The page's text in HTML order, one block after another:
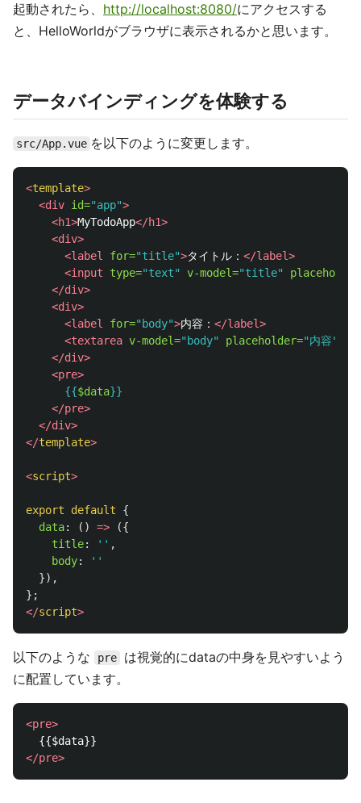
起動されたら、 http://localhost:8080/にアクセスする
と、HelloWorldがブラウザに表示されるかと思います。
データバインディングを体験する
src/App.vue を以下のように変更します。
<template>
<div id="app">
<h1>MyTodoApp</h1>
<div>
<label
for="title">タイトル： </label>
<input
type="text" v-model="title"
</div>
<div>
<label
for="body">内容： </label>
<textarea v-model="body" placeholder="内容"
</div>
<pre>
{{$data}}
</pre>
</div>
</template>
<script>
export default
{
data: () =>
({
title: '' ,
body:
''
}),
};
</script>
以下のような pre
は視覚的にdataの中身を見やすいよう
に配置しています。
<pre>
</pre>